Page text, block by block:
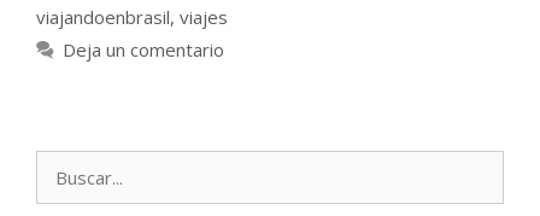
viajandoenbrasil, viajes
Deja un comentario